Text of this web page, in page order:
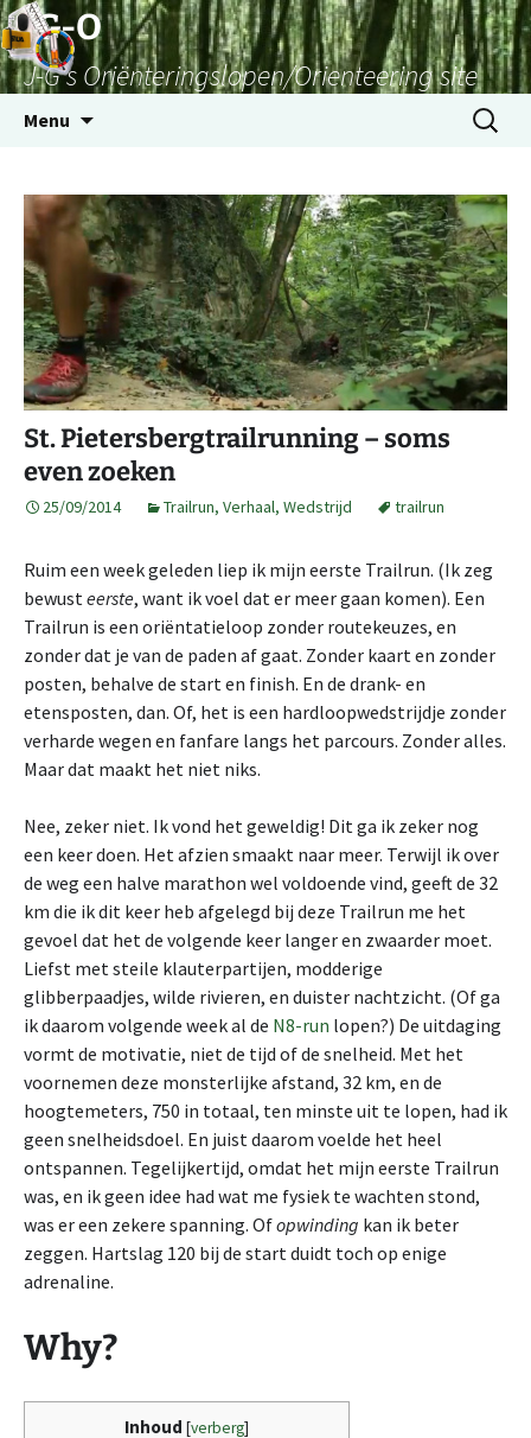
Skip
to
content
JG-O
J-G's Oriënteringslopen/Orienteering site
Menu
Search
for:
St. Pietersbergtrailrunning – soms
even zoeken
25/09/2014 Trailrun, Verhaal, Wedstrijd trailrun
Ruim een week geleden liep ik mijn eerste Trailrun. (Ik zeg
bewusteerste, want ik voel dat er meer gaan komen). Een
Trailrun is een oriëntatieloop zonder routekeuzes, en
zonder dat je van de paden af gaat. Zonder kaart en zonder
posten, behalve de start en finish. En de drank- en
etensposten, dan. Of, het is een hardloopwedstrijdje zonder
verharde wegen en fanfare langs het parcours. Zonder alles.
Maar dat maakt het niet niks.
Nee, zeker niet. Ik vond het geweldig! Dit ga ik zeker nog
een keer doen. Het afzien smaakt naar meer. Terwijl ik over
de weg een halve marathon wel voldoende vind, geeft de 32
km die ik dit keer heb afgelegd bij deze Trailrun me het
gevoel dat het de volgende keer langer en zwaarder moet.
Liefst met steile klauterpartijen, modderige
glibberpaadjes, wilde rivieren, en duister nachtzicht. (Of ga
ik daarom volgende week al de N8-run lopen?) De uitdaging
vormt de motivatie, niet de tijd of de snelheid. Met het
voornemen deze monsterlijke afstand, 32 km, en de
hoogtemeters, 750 in totaal, ten minste uit te lopen, had ik
geen snelheidsdoel. En juist daarom voelde het heel
ontspannen. Tegelijkertijd, omdat het mijn eerste Trailrun
was, en ik geen idee had wat me fysiek te wachten stond,
was er een zekere spanning. Ofopwinding kan ik beter
zeggen. Hartslag 120 bij de start duidt toch op enige
adrenaline.
Why?
Inhoud [verberg]